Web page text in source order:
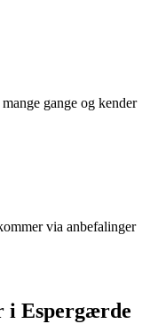
gange og kender
via anbefalinger
i Espergærde